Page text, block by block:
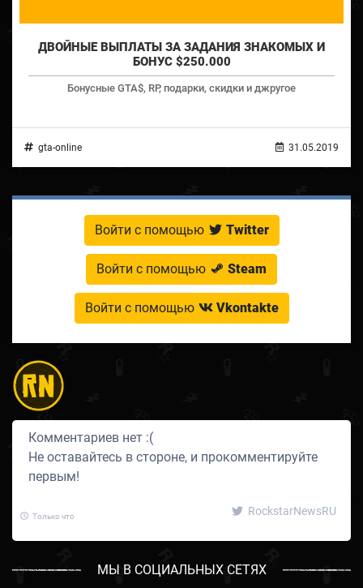
ДВОЙНЫЕ ВЫПЛАТЫ ЗА ЗАДАНИЯ ЗНАКОМЫХ И
БОНУС $250.000
Бонусные GTA$, RP, подарки, скидки и джругое
gta-online 31.05.2019
Войти с помощью Twitter
Войти с помощью Steam
Войти с помощью Vkontakte
Комментариев нет :(
Не оставайтесь в стороне, и прокомментируйте
первым!
Только что RockstarNewsRU
МЫ В СОЦИАЛЬНЫХ СЕТЯХ